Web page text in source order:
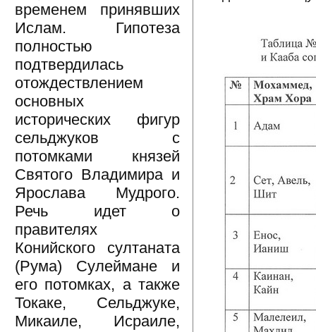
временем принявших
Ислам. Гипотеза
полностью
подтвердилась
отождествлением
основных
исторических фигур
сельджуков с
потомками князей
Святого Владимира и
Ярослава Мудрого.
Речь идет о
правителях
Конийского султаната
(Рума) Сулеймане и
его потомках, а также
Токаке, Сельджуке,
Микаиле, Исраиле,